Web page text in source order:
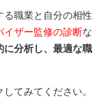
る職業と自分の相性
イザー監修の診断な
に分析し、最適な職
てみてください。